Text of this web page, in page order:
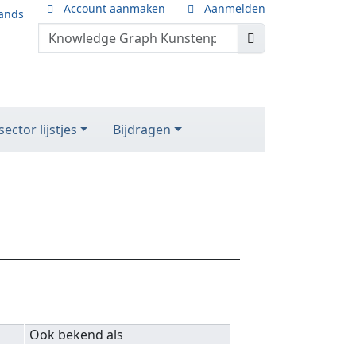
Account aanmaken Aanmelden
lijstjes Bijdragen
Ook bekend als